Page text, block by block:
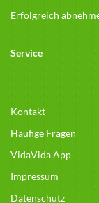
Erfolgreich
Service
Kontakt
Häufige Fragen
VidaVida App
Impressum
Datenschutz